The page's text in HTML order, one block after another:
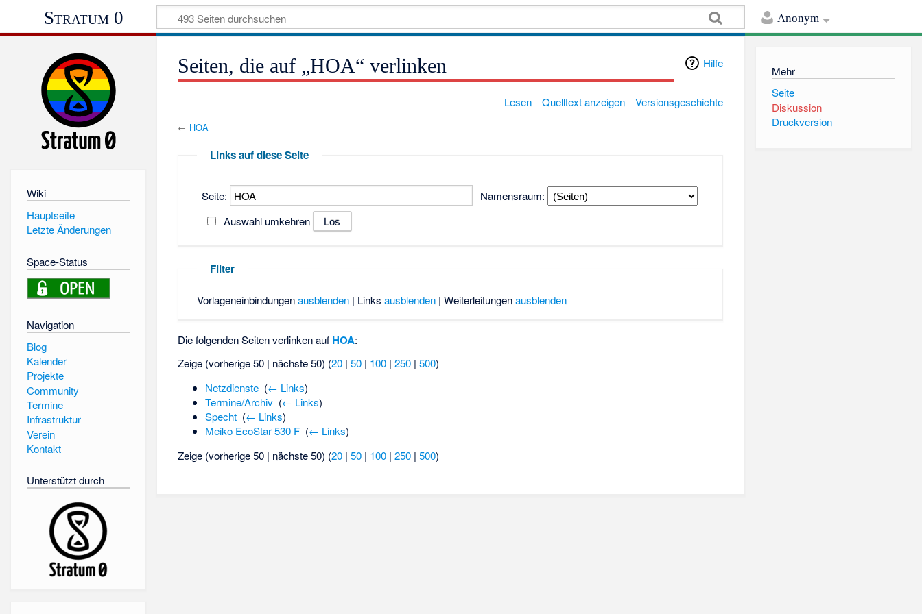
Anonym
Stratum 0
Wiki
Hauptseite
Letzte Änderungen
Space-Status
Navigation
Blog
Kalender
Projekte
Community
Termine
Infrastruktur
Verein
Kontakt
Unterstützt durch
Mehr
Seite
Diskussion
Druckversion
Hilfe
Seiten, die auf „HOA“ verlinken
Lesen Quelltext anzeigen Versionsgeschichte
← HOA
Links auf diese Seite
Seite:
Namensraum:
Auswahl umkehren
Filter
Vorlageneinbindungenausblenden| Links ausblenden| Weiterleitungenausblenden
Die folgenden Seiten verlinken auf HOA:
Zeige (vorherige 50 | nächste 50) (20 |50 | 100 |250 |500)
Netzdienste (← Links)
Termine/Archiv (← Links)
Specht (← Links)
Meiko EcoStar 530 F (← Links)
Zeige (vorherige 50 | nächste 50) (20 |50 | 100 |250 |500)